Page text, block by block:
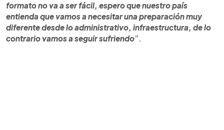
formato no va a ser fácil, espero que nuestro país
entienda que vamos a necesitar una preparación muy
diferente desde lo administrativo, infraestructura, de lo
contrario vamos a seguir sufriendo”.